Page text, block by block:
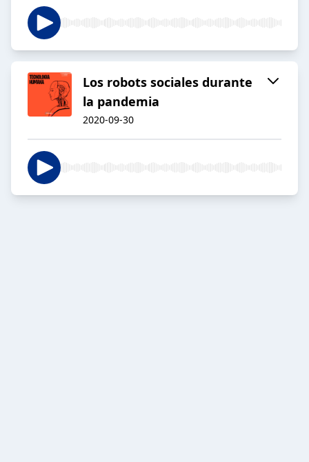
Los robots sociales durante
la pandemia
2020-09-30